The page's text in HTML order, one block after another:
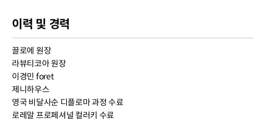
이력 및 경력
끌로에 원장
라뷰티코아 원장
이경민 foret
제니하우스
영국 비달사순 디플로마 과정 수료
로레알 프로페셔널 컬러키 수료